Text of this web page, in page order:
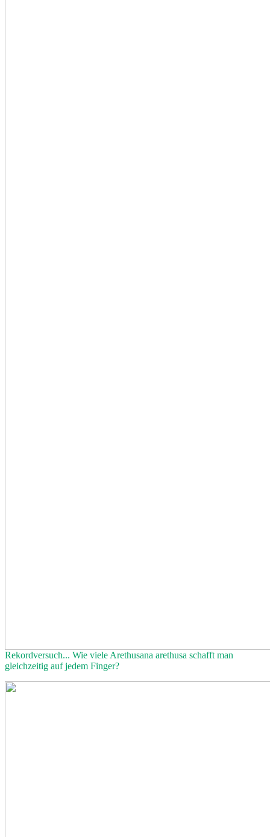
Rekordversuch... Wie viele Arethusana arethusa schafft man
gleichzeitig auf jedem Finger?